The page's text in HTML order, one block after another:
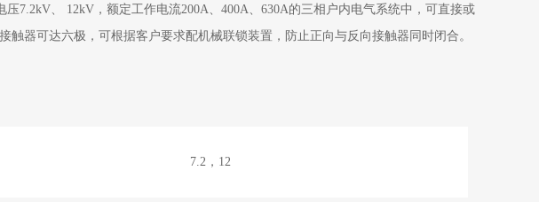
7.2kV、 12kV，额定工作电流200A、400A、630A的三相户内电气系统中，可直接或
器可达六极，可根据客户要求配机械联锁装置，防止正向与反向接触器同时闭合。
7.2，12